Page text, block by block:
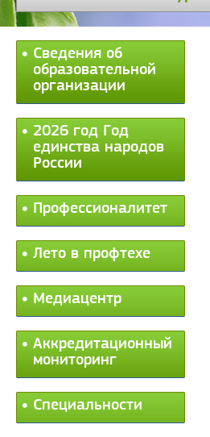
Сведения об
образовательной
организации
2026 год Год
единства народов
России
Профессионалитет
Лето в профтехе
Медиацентр
Аккредитационный
мониторинг
Специальности